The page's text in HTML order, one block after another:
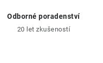
( GPSR )
Odborné poradenství
20 let zkušeností